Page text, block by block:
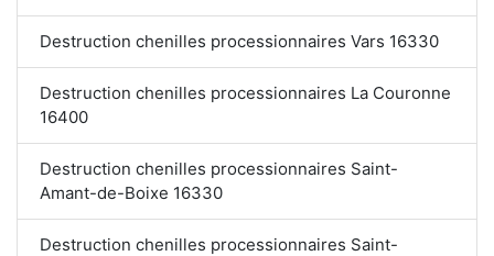
Destruction chenilles processionnaires Vars 16330
Destruction chenilles processionnaires La Couronne
16400
Destruction chenilles processionnaires Saint-
Amant-de-Boixe 16330
Destruction chenilles processionnaires Saint-